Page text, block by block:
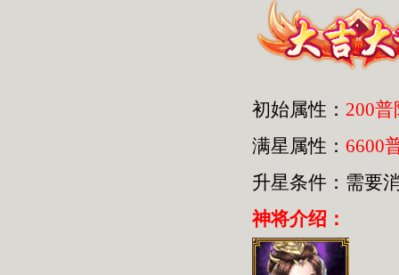
初始属性： 200
满星属性： 6600
升星条件：需要
神将介绍：